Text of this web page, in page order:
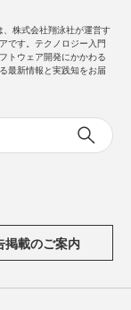
、株式会社翔泳社が運営す
です。テクノロジー入門
トウェア開発にかかわる
最新情報と実践知をお届
掲載のご案内